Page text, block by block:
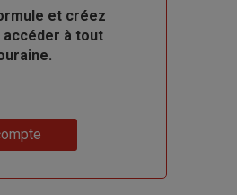
et créez
à tout